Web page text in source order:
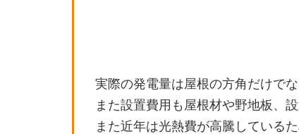
実際の発電量は屋根の方角だけで
また設置費用も屋根材や野地板、
また近年は光熱費が高騰している